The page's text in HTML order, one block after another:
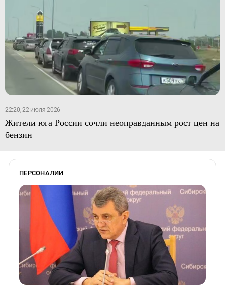
22:20, 22 июля 2026
Жители юга России сочли неоправданным рост цен на
бензин
ПЕРСОНАЛИИ